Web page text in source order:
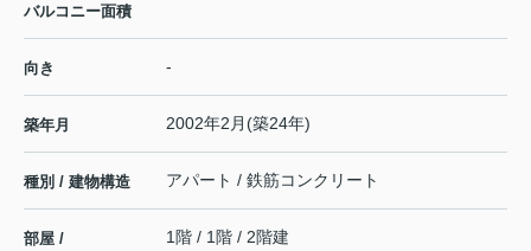
バルコニー面積
向き -
築年月 2002年2月(築24年)
種別 / 建物構造 アパート / 鉄筋コンクリート
部屋 /
1階 / 1階 / 2階建